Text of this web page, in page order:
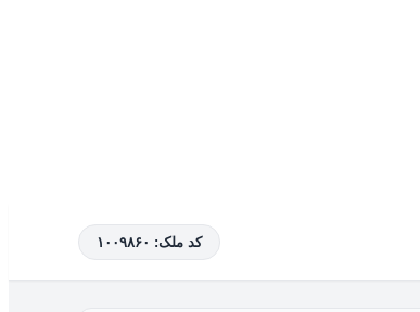
کد ملک: ۱۰۰۹۸۶۰